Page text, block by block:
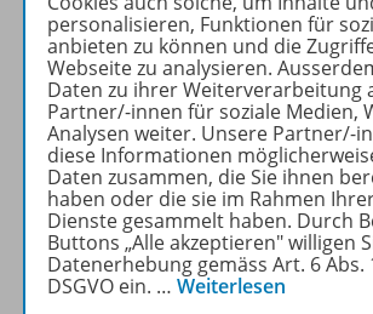
Produktinformationen
Beschreibung
Zugehörige Produkte
Benachrichtigungs-Service
personalisieren, Funktionen für
anbieten zu können und die
Webseite zu analysieren.
Daten zu ihrer Weiterverarbeitung
Partner/-innen für soziale Medien,
Analysen weiter. Unsere Partner/-
diese Informationen
Daten zusammen, die Sie ihnen
haben oder die sie im Rahmen
Dienste gesammelt haben. Durch
Buttons „Alle akzeptieren" willigen
Datenerhebung gemäss Art. 6 Abs.
DSGVO ein. … Weiterlesen